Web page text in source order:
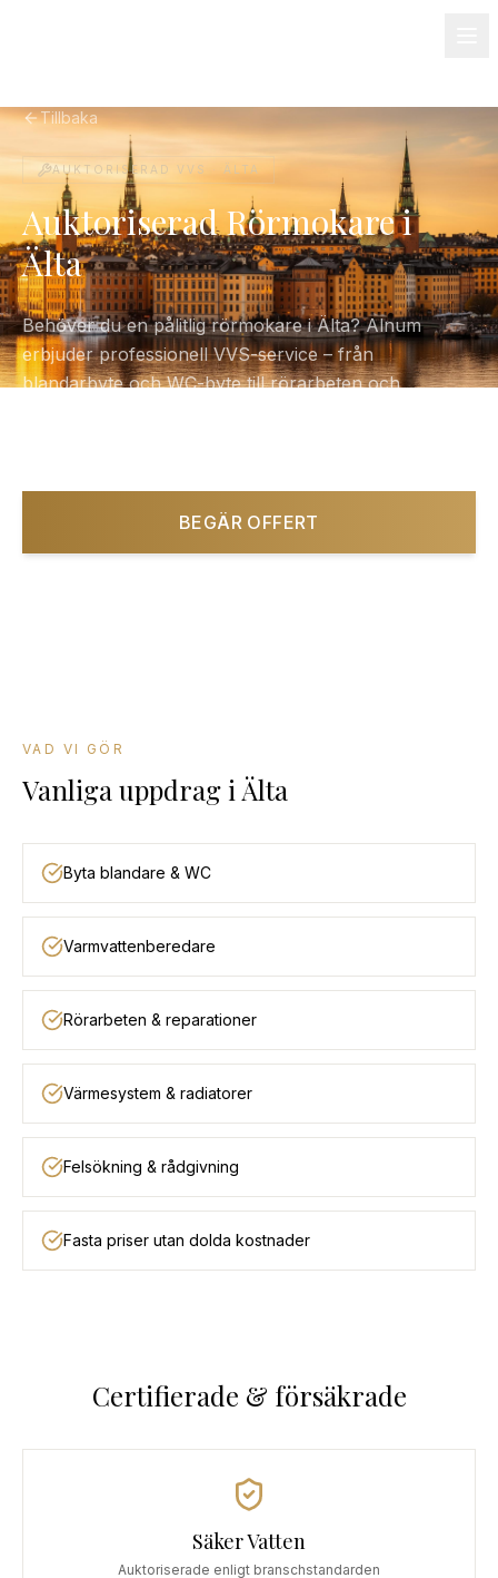
Tillbaka
AUKTORISERAD VVS · ÄLTA
Auktoriserad Rörmokare i
Älta
Behöver du en pålitlig rörmokare i Älta? Alnum
erbjuder professionell VVS-service – från
blandarbyte och WC-byte till rörarbeten och
BEGÄR OFFERT
VAD VI GÖR
Vanliga uppdrag i Älta
Byta blandare & WC
Varmvattenberedare
Rörarbeten & reparationer
Värmesystem & radiatorer
Felsökning & rådgivning
Fasta priser utan dolda kostnader
Certifierade & försäkrade
Säker Vatten
Auktoriserade enligt branschstandarden